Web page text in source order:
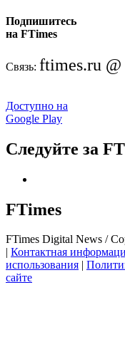
Подпишитесь
на FTimes
Связь: ftimes.ru @
Доступно на
Google Play
Следуйте за FT
FTimes
FTimes Digital News /
| Контактная
использования |
сайте